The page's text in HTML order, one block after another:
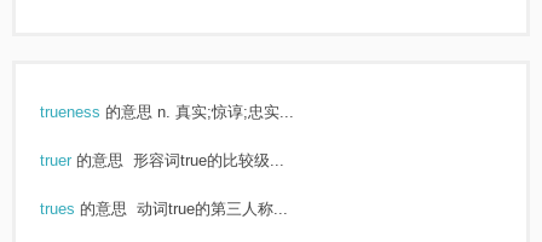
trueness 的意思 n. 真实;惊谆;忠实...
truer 的意思 形容词true的比较级...
trues 的意思 动词true的第三人称...